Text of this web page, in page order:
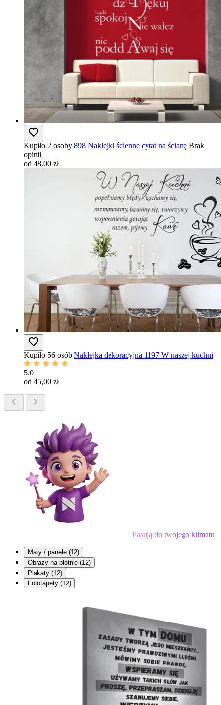
Kupiło 2 osoby 898 Naklejki ścienne cytat na ścianę Brak
opinii
od 48,00 zł
Kupiło 56 osób Naklejka dekoracyjna 1197 W naszej kuchni
5.0
od 45,00 zł
Pasują do twojego klimatu
Maty / panele (12)
Obrazy na płótnie (12)
Plakaty (12)
Fototapety (12)